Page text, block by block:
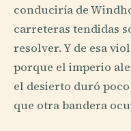
conduciría de
carreteras tendidas
resolver. Y de esa
porque el imperio
el desierto duró poco
que otra bandera